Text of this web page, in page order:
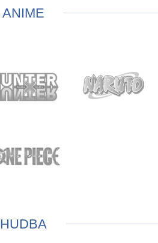
ANIME
HUDBA